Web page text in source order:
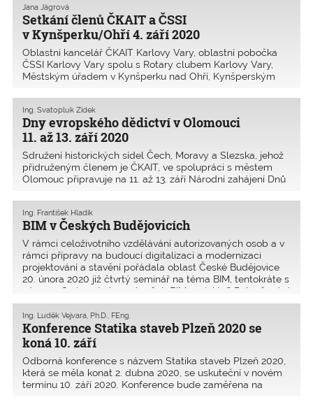
Doplněných informací je však
mnohem více.
Setkání členů ČKAIT a ČSSI
v Kynšperku/Ohří 4. září 2020
Jana Jágrová
Oblastní kancelář ČKAIT Karlovy Vary, oblastní pobočka
ČSSI Karlovy Vary spolu s Rotary clubem Karlovy Vary,
Městským úřadem v Kynšperku nad Ohří, Kynšperským
členy ČKAIT a ČSSI z Karlovarského, Plzeňského a Ústec
Dny evropského dědictví v Olomouci
11. až 13. září 2020
Ing. Svatopluk Zídek
Sdružení historických sídel Čech, Moravy a Slezska, jehož
přidruženým členem je ČKAIT, ve spolupráci s městem
Olomouc připravuje na 11. až 13. září Národní zahájení Dnů
zejména členy z oblasti ČKAIT Olomouc i jejich rodinné
příslušníky a známé v září (po koronaviru) k účasti na
zajímavých akcích.
BIM v Českých Budějovicích
Ing. František Hladík
V rámci celoživotního vzdělávání autorizovaných osob a v
rámci přípravy na budoucí digitalizaci a modernizaci
projektování a stavění pořádala oblast České Budějovice
20. února 2020 již čtvrtý seminář na téma BIM, tentokráte s
názvem Co je nutné pro úspěch BIM projektu? Pokračování
vzdělávání v BIM je plánováno na podzim.
Na druhé pololetí 2020 oblast připravuje i řadu dalších
seminářů. Již tradičně se věnuje mimo jiné výstavbě
dálnice D3.
Konference Statika staveb Plzeň 2020 se
koná 10. září
Ing. Luděk Vejvara, Ph.D., FEng.
Odborná konference s názvem Statika staveb Plzeň 2020,
která se měla konat 2. dubna 2020, se uskuteční v novém
termínu 10. září 2020. Konference bude zaměřena na